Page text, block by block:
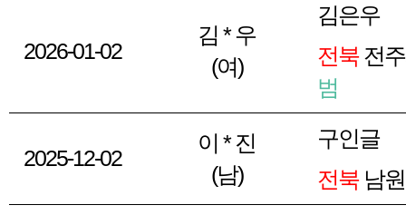
2026-01-02
김 * 우
(여)
김은우
전북전주
범
2025-12-02
이 * 진
(남)
구인글
전북남